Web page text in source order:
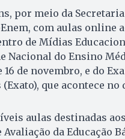
por meio da Secretaria
com aulas online
de Mídias
Nacional do Ensino
de novembro, e do
que acontece no
aulas destinadas
da Educação